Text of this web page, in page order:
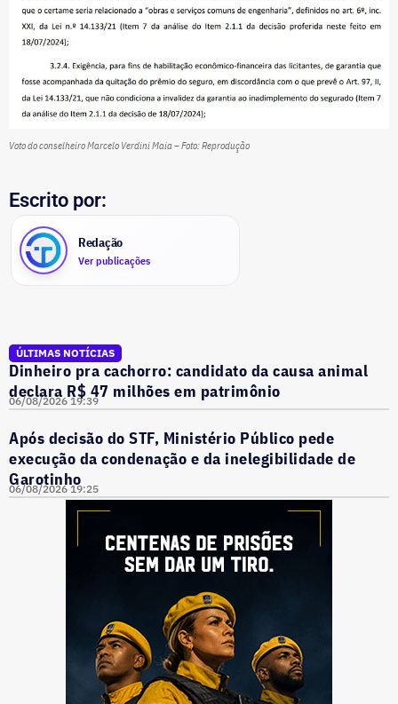
Voto do conselheiro Marcelo Verdini Maia – Foto: Reprodução
Escrito por:
Redação
Ver publicações
ÚLTIMAS NOTÍCIAS
Dinheiro pra cachorro: candidato da causa animal
declara R$ 47 milhões em patrimônio
06/08/2026 19:39
Após decisão do STF, Ministério Público pede
execução da condenação e da inelegibilidade de
Garotinho
06/08/2026 19:25